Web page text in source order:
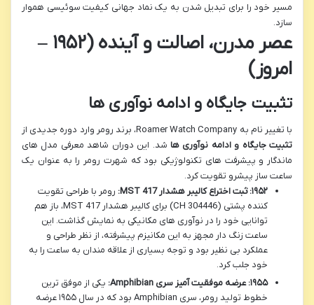
مسیر خود را برای تبدیل شدن به یک نماد جهانی کیفیت سوئیسی هموار
سازد.
عصر مدرن، اصالت و آینده (۱۹۵۲ –
امروز)
تثبیت جایگاه و ادامه نوآوری ها
با تغییر نام به Roamer Watch Company، برند رومر وارد دوره جدیدی از
تثبیت جایگاه و ادامه نوآوری ها شد. این دوران شاهد معرفی مدل های
ماندگار و پیشرفت های تکنولوژیکی بود که شهرت رومر را به عنوان یک
ساعت ساز پیشرو تقویت کرد.
۱۹۵۲: ثبت اختراع کالیبر هشدار MST 417:
رومر با طراحی تقویت
کننده پشتی (CH 304446) برای کالیبر هشدار MST 417، باز هم
توانایی خود را در نوآوری های مکانیکی به نمایش گذاشت. این
ساعت زنگ دار مجهز به این مکانیزم پیشرفته، از نظر طراحی و
عملکرد بی نظیر بود و توجه بسیاری از علاقه مندان به ساعت را به
خود جلب کرد.
۱۹۵۵: عرضه موفقیت آمیز سری Amphibian:
یکی از موفق ترین
خطوط تولید رومر، سری Amphibian بود که در سال ۱۹۵۵ عرضه